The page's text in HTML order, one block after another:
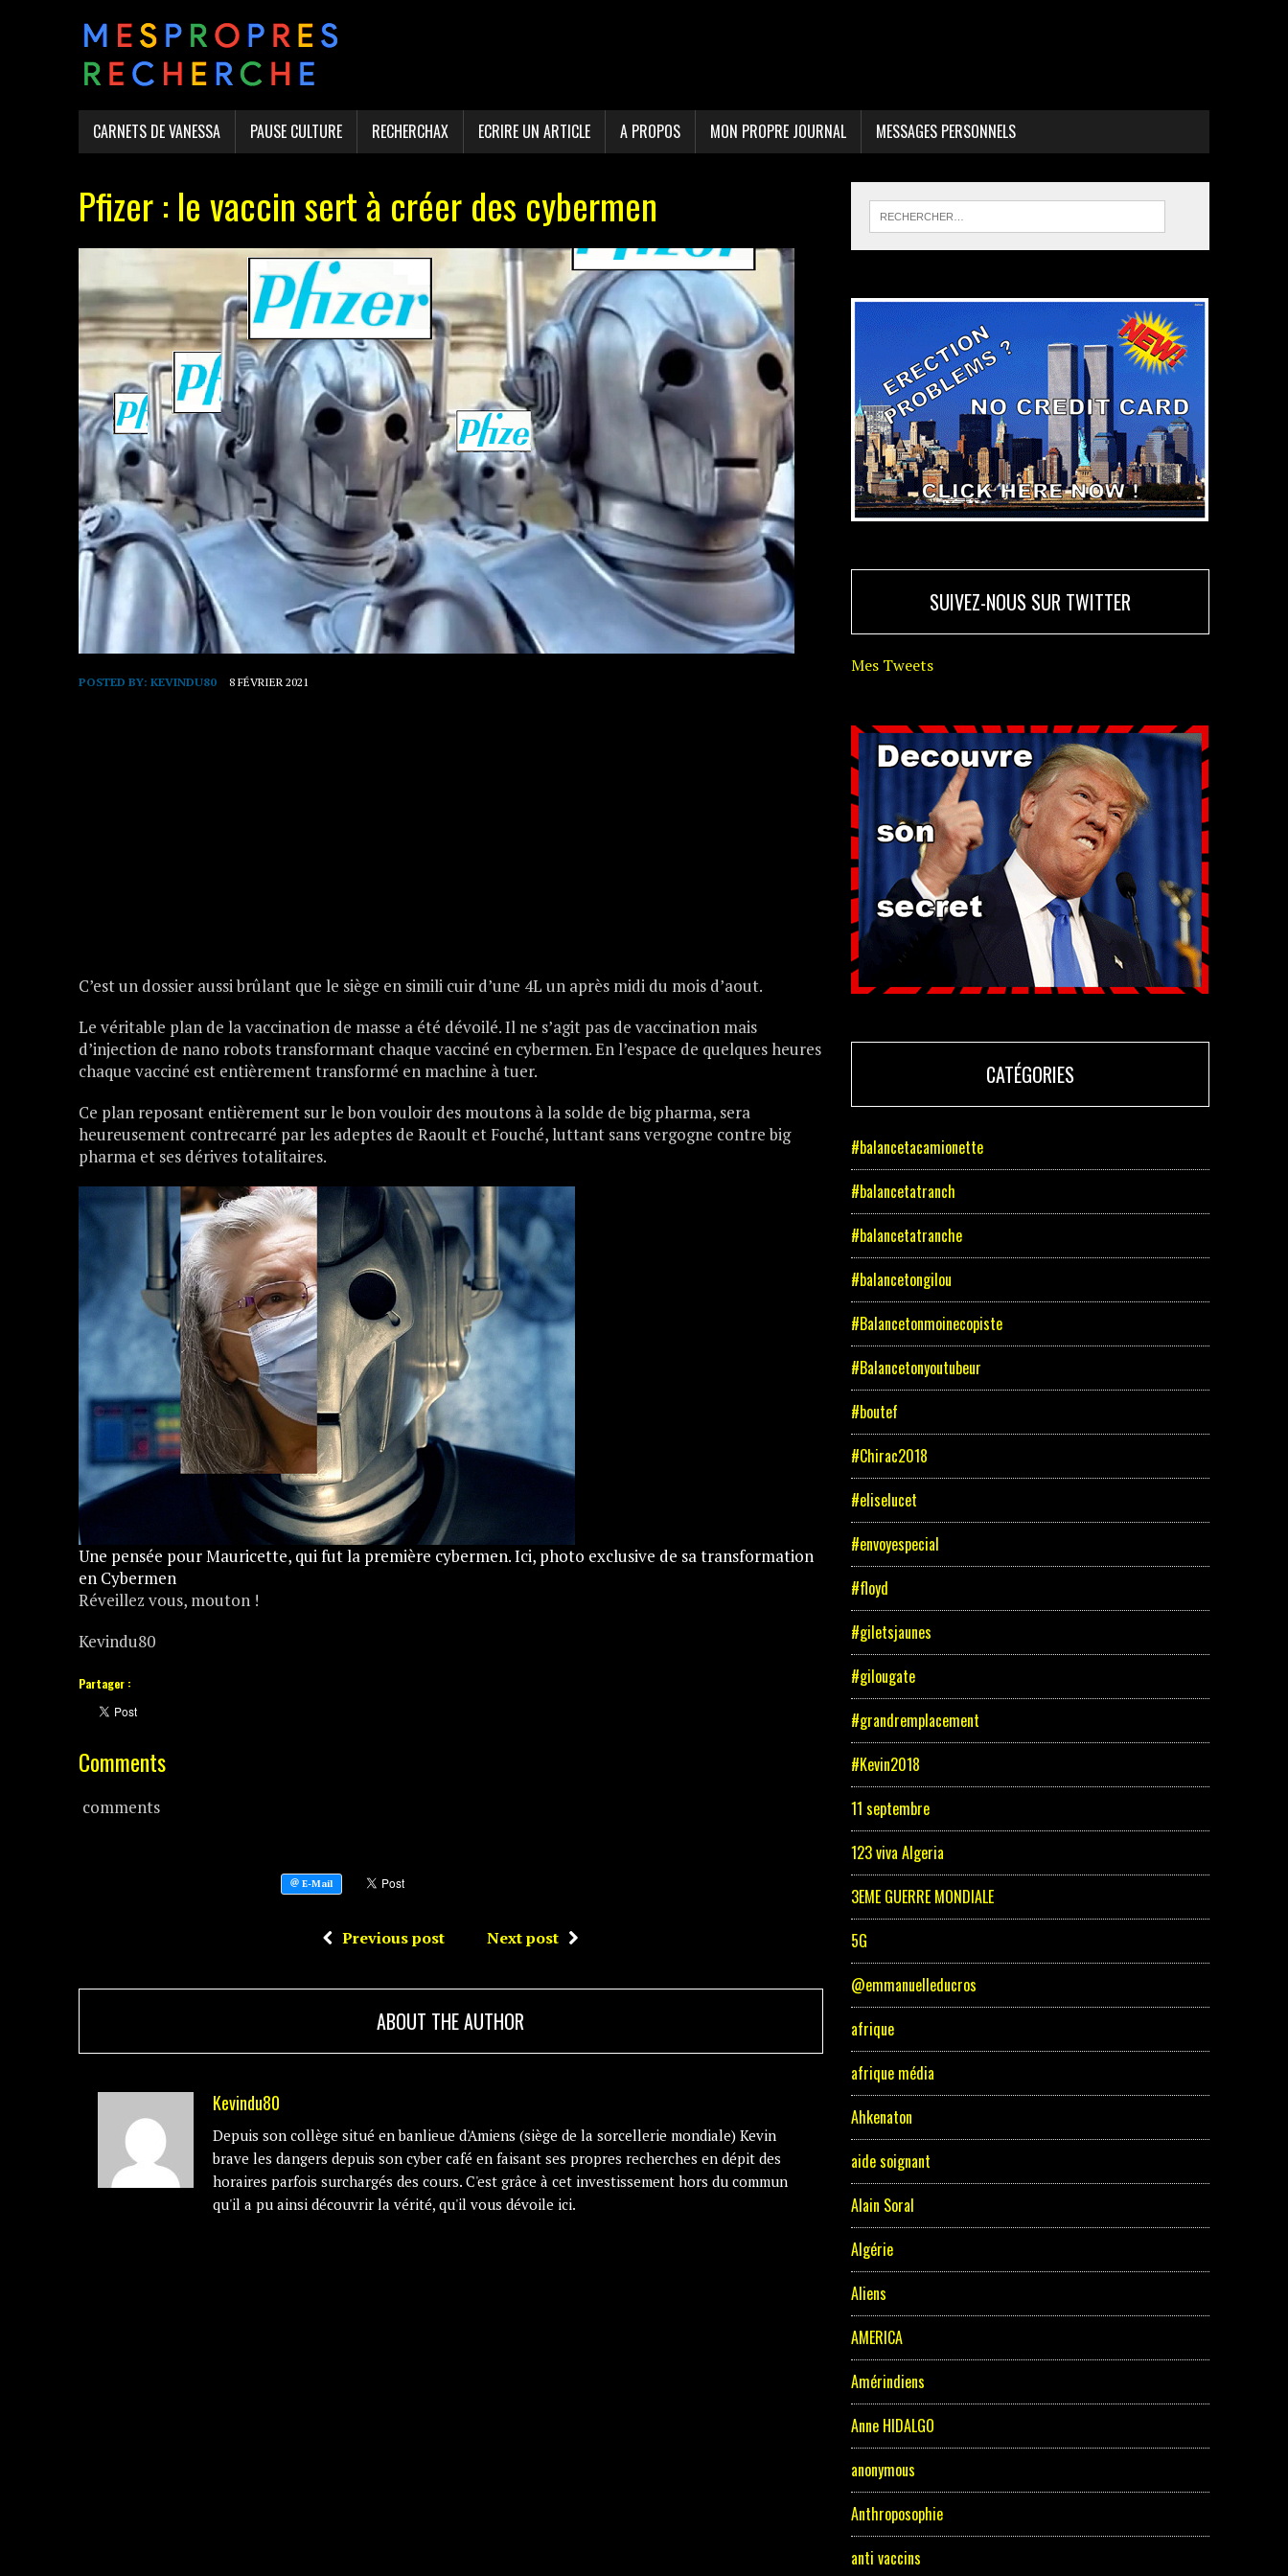
CARNETS DE VANESSA PAUSE CULTURE RECHERCHAX ECRIRE UN ARTICLE A PROPOS MON PROPRE JOURNAL MESSAGES PERSONNELS
Pfizer : le vaccin sert à créer des cybermen
POSTED BY: KEVINDU80 8 FÉVRIER 2021
C’est un dossier aussi brûlant que le siège en simili cuir d’une 4L un après midi du mois d’aout.
Le véritable plan de la vaccination de masse a été dévoilé. Il ne s’agit pas de vaccination mais
d’injection de nano robots transformant chaque vacciné en cybermen. En l’espace de quelques heures
chaque vacciné est entièrement transformé en machine à tuer.
Ce plan reposant entièrement sur le bon vouloir des moutons à la solde de big pharma, sera
heureusement contrecarré par les adeptes de Raoult et Fouché, luttant sans vergogne contre big
pharma et ses dérives totalitaires.
Une pensée pour Mauricette, qui fut la première cybermen. Ici, photo exclusive de sa transformation
en Cybermen
Réveillez vous, mouton !
Kevindu80
Partager :
Comments
comments
Previous post Next post
ABOUT THE AUTHOR
Kevindu80
Depuis son collège situé en banlieue d'Amiens (siège de la sorcellerie mondiale) Kevin
brave les dangers depuis son cyber café en faisant ses propres recherches en dépit des
horaires parfois surchargés des cours. C'est grâce à cet investissement hors du commun
qu'il a pu ainsi découvrir la vérité, qu'il vous dévoile ici.
SUIVEZ-NOUS SUR TWITTER
Mes Tweets
CATÉGORIES
#balancetacamionette
#balancetatranch
#balancetatranche
#balancetongilou
#Balancetonmoinecopiste
#Balancetonyoutubeur
#boutef
#Chirac2018
#eliselucet
#envoyespecial
#floyd
#giletsjaunes
#gilougate
#grandremplacement
#Kevin2018
11 septembre
123 viva Algeria
3EME GUERRE MONDIALE
5G
@emmanuelleducros
afrique
afrique média
Ahkenaton
aide soignant
Alain Soral
Algérie
Aliens
AMERICA
Amérindiens
Anne HIDALGO
anonymous
Anthroposophie
anti vaccins